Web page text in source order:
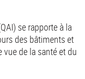
se rapporte à la
des bâtiments et
de la santé et du